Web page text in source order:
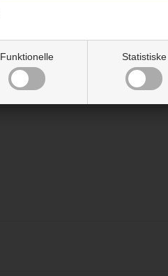
Funktionelle Statistiske